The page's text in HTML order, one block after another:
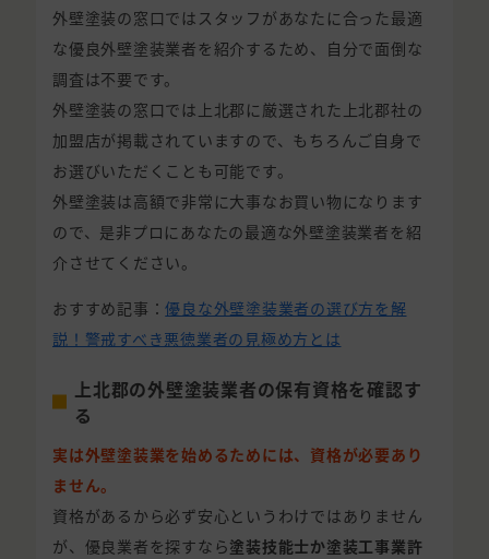
外壁塗装の窓口ではスタッフがあなたに合った最適
な優良外壁塗装業者を紹介するため、自分で面倒な
調査は不要です。
外壁塗装の窓口では上北郡に厳選された上北郡社の
加盟店が掲載されていますので、もちろんご自身で
お選びいただくことも可能です。
外壁塗装は高額で非常に大事なお買い物になります
ので、是非プロにあなたの最適な外壁塗装業者を紹
介させてください。
おすすめ記事：優良な外壁塗装業者の選び方を解
説！警戒すべき悪徳業者の見極め方とは
上北郡の外壁塗装業者の保有資格を確認す
る
実は外壁塗装業を始めるためには、資格が必要あり
ません。
資格があるから必ず安心というわけではありません
が、優良業者を探すなら塗装技能士か塗装工事業許